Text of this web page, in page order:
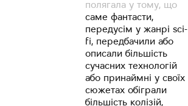
полягала у тому, що
саме фантасти,
передусім у жанрі sci-
fi, передбачили або
описали більшість
сучасних технологій
або принаймні у своїх
сюжетах обіграли
більшість колізій,